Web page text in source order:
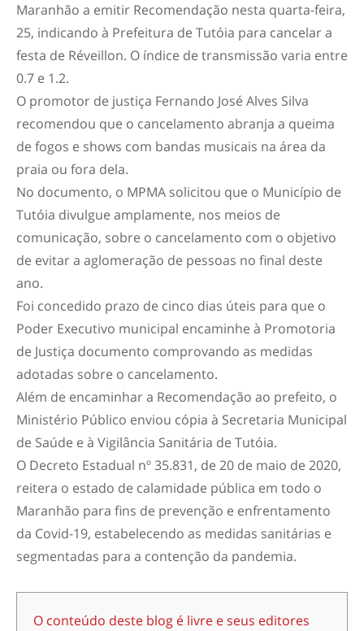
Maranhão a emitir Recomendação nesta quarta-feira,
25, indicando à Prefeitura de Tutóia para cancelar a
festa de Réveillon. O índice de transmissão varia entre
0.7 e 1.2.
O promotor de justiça Fernando José Alves Silva
recomendou que o cancelamento abranja a queima
de fogos e shows com bandas musicais na área da
praia ou fora dela.
No documento, o MPMA solicitou que o Município de
Tutóia divulgue amplamente, nos meios de
comunicação, sobre o cancelamento com o objetivo
de evitar a aglomeração de pessoas no final deste
ano.
Foi concedido prazo de cinco dias úteis para que o
Poder Executivo municipal encaminhe à Promotoria
de Justiça documento comprovando as medidas
adotadas sobre o cancelamento.
Além de encaminhar a Recomendação ao prefeito, o
Ministério Público enviou cópia à Secretaria Municipal
de Saúde e à Vigilância Sanitária de Tutóia.
O Decreto Estadual nº 35.831, de 20 de maio de 2020,
reitera o estado de calamidade pública em todo o
Maranhão para fins de prevenção e enfrentamento
da Covid-19, estabelecendo as medidas sanitárias e
segmentadas para a contenção da pandemia.
O conteúdo deste blog é livre e seus editores